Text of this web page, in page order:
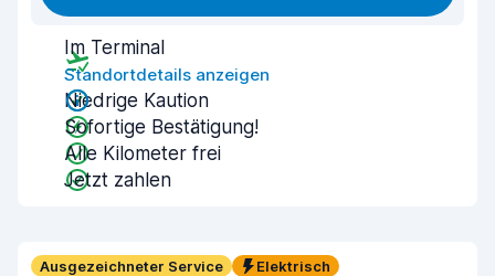
Im Terminal
Standortdetails anzeigen
Niedrige Kaution
Sofortige Bestätigung!
Alle Kilometer frei
Jetzt zahlen
Ausgezeichneter Service
Elektrisch